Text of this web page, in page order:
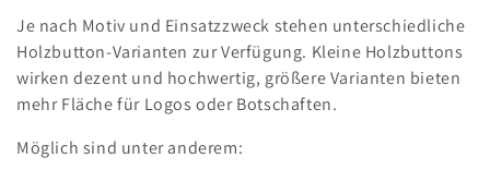
Je nach Motiv und Einsatzzweck stehen unterschiedliche
Holzbutton-Varianten zur Verfügung. Kleine Holzbuttons
wirken dezent und hochwertig, größere Varianten bieten
mehr Fläche für Logos oder Botschaften.
Möglich sind unter anderem: